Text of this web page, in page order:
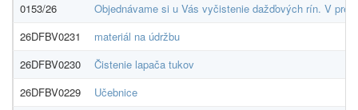
0153/26
Objednávame si u Vás vyčistenie dažďových rín. V
26DFBV0231
materiál na údržbu
26DFBV0230
Čistenie lapača tukov
26DFBV0229
Učebnice